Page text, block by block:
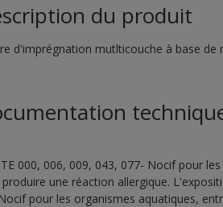
du produit
d'imprégnation mutlticouche à base de
000, 006, 009, 043, 077- Nocif pour
produire une réaction allergique.
pour les organismes aquatiques,